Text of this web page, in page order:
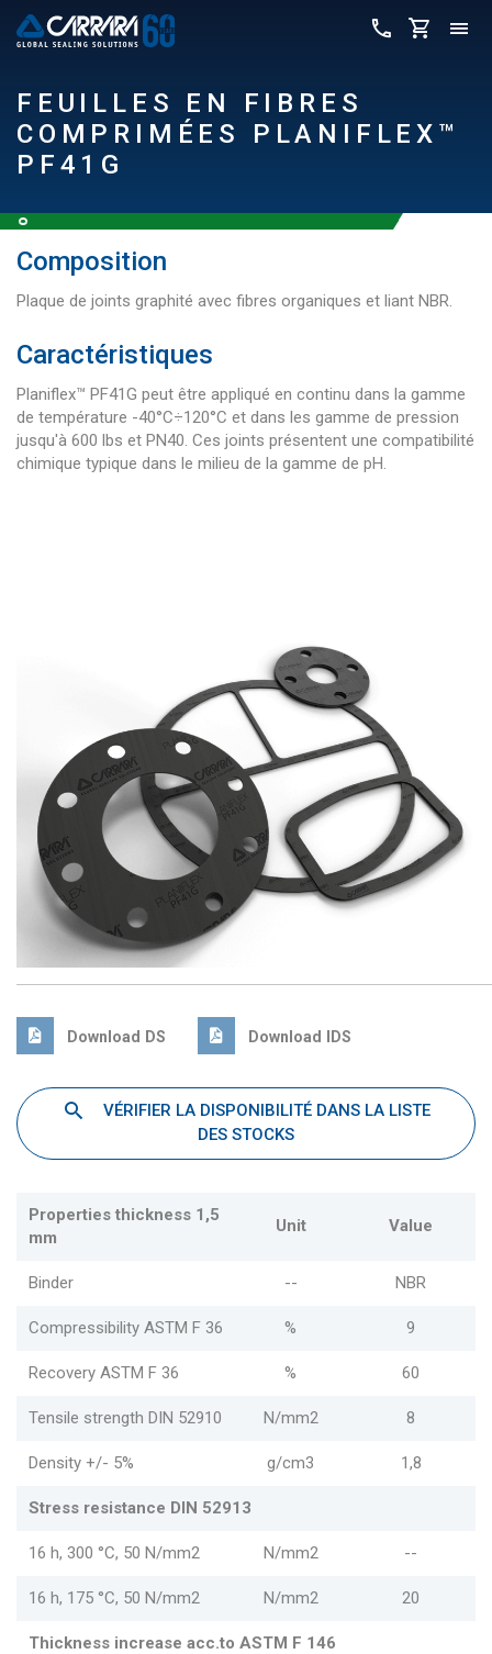
FEUILLES EN FIBRES
COMPRIMÉES PLANIFLEX™
PF41G
Composition
Plaque de joints graphité avec fibres organiques et liant NBR.
Caractéristiques
Planiflex™ PF41G peut être appliqué en continu dans la gamme
de température -40°C÷120°C et dans les gamme de pression
jusqu'à 600 lbs et PN40. Ces joints présentent une compatibilité
chimique typique dans le milieu de la gamme de pH.
Download DS Download IDS
VÉRIFIER LA DISPONIBILITÉ DANS LA LISTE
DES STOCKS
Properties thickness 1,5
mm
Unit Value
Binder -- NBR
Compressibility ASTM F 36 % 9
Recovery ASTM F 36 % 60
Tensile strength DIN 52910 N/mm2 8
Density +/- 5% g/cm3 1,8
Stress resistance DIN 52913
16 h, 300 °C, 50 N/mm2 N/mm2 --
16 h, 175 °C, 50 N/mm2 N/mm2 20
Thickness increase acc.to ASTM F 146